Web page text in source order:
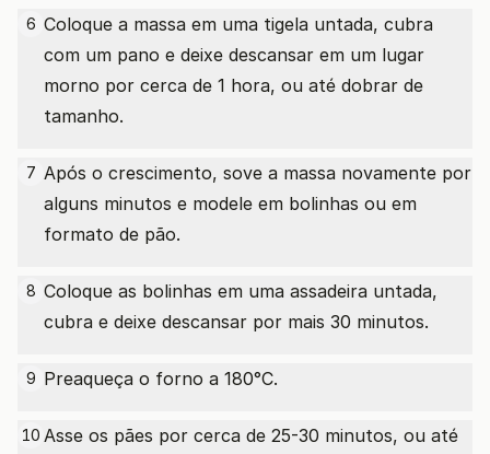
6 Coloque a massa em uma tigela untada, cubra
com um pano e deixe descansar em um lugar
morno por cerca de 1 hora, ou até dobrar de
tamanho.
7 Após o crescimento, sove a massa novamente por
alguns minutos e modele em bolinhas ou em
formato de pão.
8 Coloque as bolinhas em uma assadeira untada,
cubra e deixe descansar por mais 30 minutos.
9 Preaqueça o forno a 180°C.
10 Asse os pães por cerca de 25-30 minutos, ou até